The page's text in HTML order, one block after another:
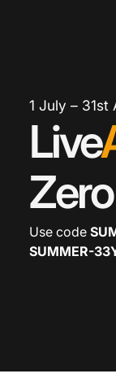
1 July – 31st
Live
Use code
SUMMER-